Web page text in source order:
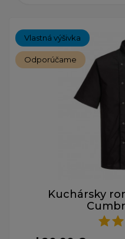
Vlastná výšivka
Odporúčame
Kuchársky